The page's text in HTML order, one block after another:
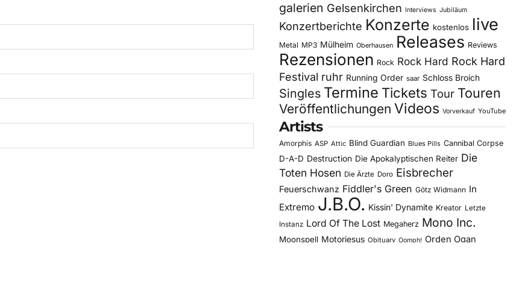
galerien Gelsenkirchen Interviews Jubiläum
Konzertberichte Konzerte kostenlos live
Metal MP3 Mülheim Oberhausen Releases Reviews
Rezensionen Rock Rock Hard Rock Hard
Festival ruhr Running Order saar Schloss Broich
Singles Termine Tickets Tour Touren
Veröffentlichungen Videos Vorverkauf YouTube
Artists
Amorphis ASP Attic Blind Guardian Blues Pills Cannibal Corpse
D-A-D Destruction Die Apokalyptischen Reiter Die
Toten Hosen Die Ärzte Doro Eisbrecher
Feuerschwanz Fiddler's Green Götz Widmann In
Extremo J.B.O. Kissin' Dynamite Kreator Letzte
Instanz Lord Of The Lost Megaherz Mono Inc.
Moonspell Motorjesus Obituary Oomph! Orden Ogan